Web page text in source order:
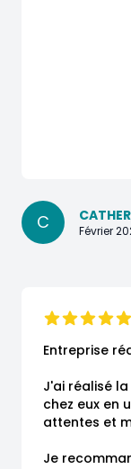
C Février
Entreprise
J'ai réalisé
chez eux en
attentes et
Je